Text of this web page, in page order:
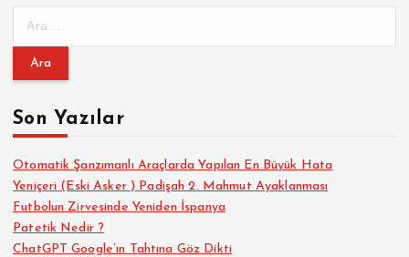
m
:Son Yazılar
Otomatik Şanzımanlı Araçlarda Yapılan En Büyük Hata
Yeniçeri (Eski Asker ) Padişah 2. Mahmut Ayaklanması
Futbolun Zirvesinde Yeniden İspanya
Patetik Nedir ?
ChatGPT Google’ın Tahtına Göz Dikti